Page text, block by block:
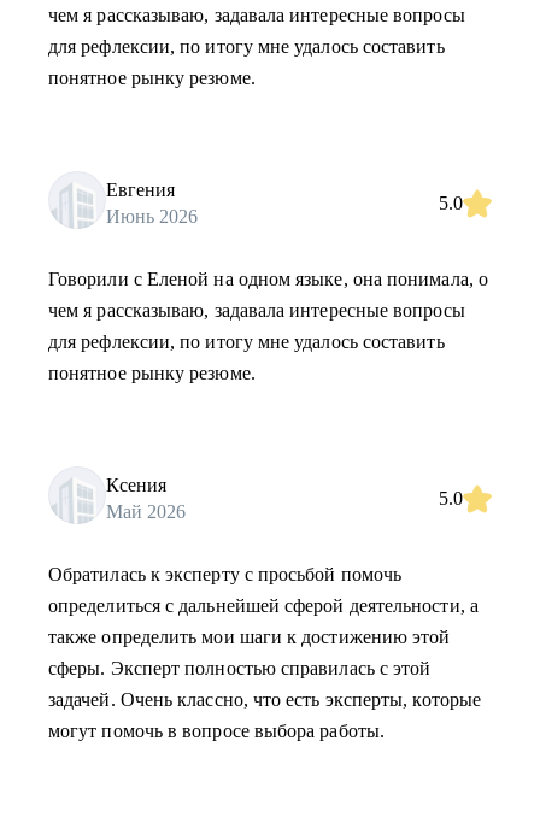
чем я рассказываю, задавала интересные вопросы
для рефлексии, по итогу мне удалось составить
понятное рынку резюме.
Евгения
Июнь 2026
5.0
Говорили с Еленой на одном языке, она понимала, о
чем я рассказываю, задавала интересные вопросы
для рефлексии, по итогу мне удалось составить
понятное рынку резюме.
Ксения
Май 2026
5.0
Обратилась к эксперту с просьбой помочь
определиться с дальнейшей сферой деятельности, а
также определить мои шаги к достижению этой
сферы. Эксперт полностью справилась с этой
задачей. Очень классно, что есть эксперты, которые
могут помочь в вопросе выбора работы.